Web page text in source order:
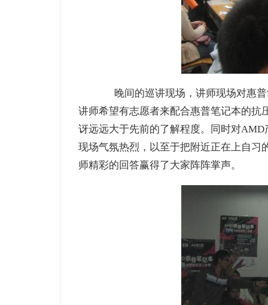
晚间的巡讲现场，讲师现场对惠普
讲师希望有志愿者来配合惠普笔记本的抗
讶远远大于先前的了解程度。同时对
现场气氛热烈，以至于把附近正在上自习
师精彩的回答赢得了大家阵阵掌声。